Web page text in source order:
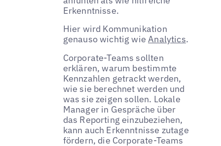
Erkenntnisse.
Hier wird Kommunikation
genauso wichtig wieAnalytics.
Corporate-Teams sollten
erklären, warum bestimmte
Kennzahlen getrackt werden,
wie sie berechnet werden und
was sie zeigen sollen. Lokale
Manager in Gespräche über
das Reporting einzubeziehen,
kann auch Erkenntnisse zutage
fördern, die Corporate-Teams